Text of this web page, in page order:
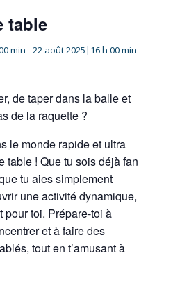
table
min -22 août 2025|16 h 00 min
de taper dans la balle et
de la raquette ?
le monde rapide et ultra
table ! Que tu sois déjà fan
tu aies simplement
une activité dynamique,
pour toi. Prépare-toi à
et à faire des
tout en t’amusant à